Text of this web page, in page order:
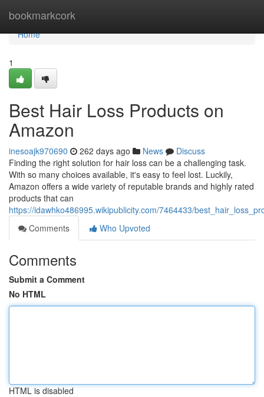
bookmarkcork
Home
Home
1
Best Hair Loss Products on
Amazon
inesoajk970690 262 days ago News
Discuss
Finding the right solution for hair loss can be a challenging task.
With so many choices available, it's easy to feel lost. Luckily,
Amazon offers a wide variety of reputable brands and highly rated
products that can
https://idawhko486995.wikipublicity.com/7464433/
Comments
Who Upvoted
Comments
Submit a Comment
No HTML
HTML is disabled